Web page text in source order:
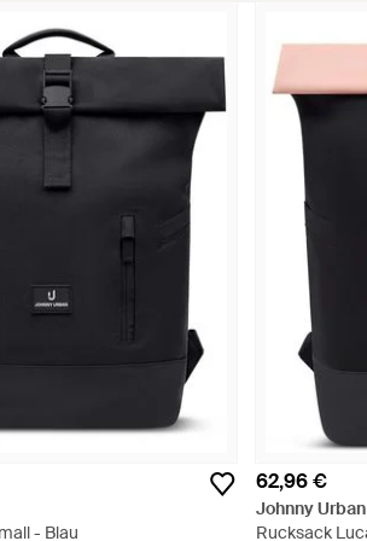
- Blau
62,96 €
Johnny Urban
Rucksack